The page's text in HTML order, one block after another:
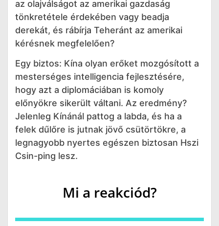
az olajválságot az amerikai gazdaság
tönkretétele érdekében vagy beadja
derekát, és rábírja Teheránt az amerikai
kérésnek megfelelően?
Egy biztos: Kína olyan erőket mozgósított a
mesterséges intelligencia fejlesztésére,
hogy azt a diplomáciában is komoly
előnyökre sikerült váltani. Az eredmény?
Jelenleg Kínánál pattog a labda, és ha a
felek dűlőre is jutnak jövő csütörtökre, a
legnagyobb nyertes egészen biztosan Hszi
Csin-ping lesz.
Mi a reakciód?